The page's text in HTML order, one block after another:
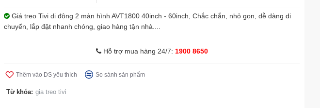
Giá treo Tivi di động 2 màn hình AVT1800 40inch - 60inch, Chắc chắn, nhỏ gọn, dễ dàng di
chuyển, lắp đặt nhanh chóng, giao hàng tận nhà....
Hỗ trợ mua hàng 24/7: 1900 8650
Thêm vào DS yêu thích So sánh sản phẩm
Từ khóa: gia treo tivi